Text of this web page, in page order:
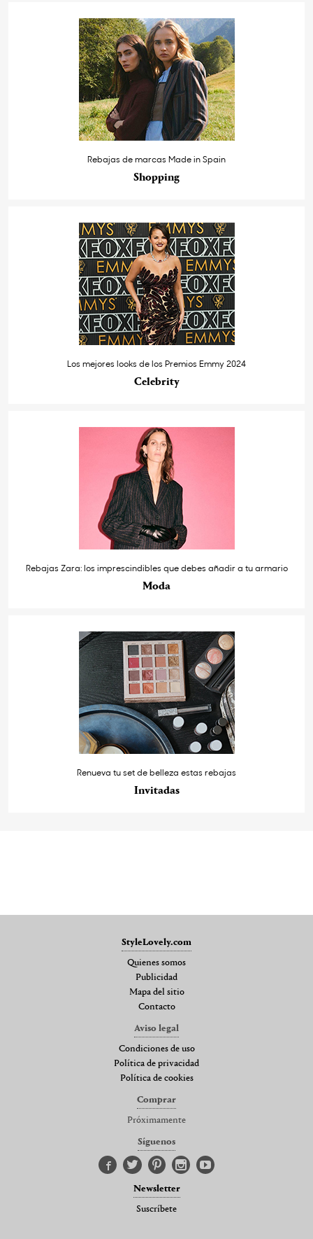
Rebajas de marcas Made in Spain
Shopping
Los mejores looks de los Premios Emmy 2024
Celebrity
Rebajas Zara: los imprescindibles que debes añadir a tu armario
Moda
Renueva tu set de belleza estas rebajas
Invitadas
StyleLovely.com
Quienes somos
Publicidad
Mapa del sitio
Contacto
Aviso legal
Condiciones de uso
Política de privacidad
Política de cookies
Comprar
Próximamente
Síguenos
Newsletter
Suscríbete